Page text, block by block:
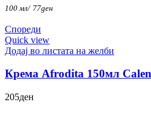
100 мл/ 77ден
Спореди
Quick view
Додај во листата на желби
Крема Afrodita 150мл
205ден